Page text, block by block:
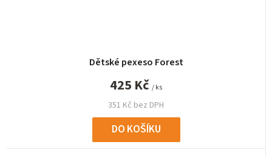
Dětské pexeso Forest
351 Kč bez DPH
425 Kč / ks
DO KOŠÍKU